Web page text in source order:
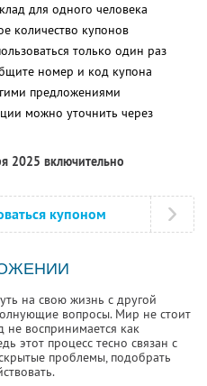
для одного человека
количество купонов
только один раз
номер и код купона
предложениями
можно уточнить через
2025 включительно
купоном
на свою жизнь с другой
вопросы. Мир не стоит
не воспринимается как
этот процесс тесно связан с
проблемы, подобрать